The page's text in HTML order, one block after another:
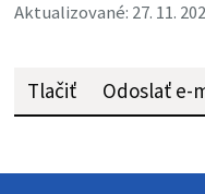
Aktualizované: 27. 11.
Tlačiť Odoslať e-